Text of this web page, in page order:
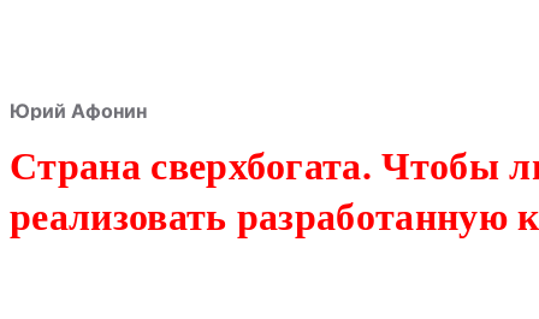
Юрий Афонин
Страна сверхбогата. Чтобы
реализовать